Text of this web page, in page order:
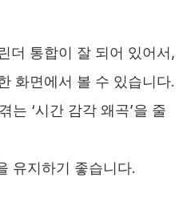
더 통합이 잘 되어 있어서,
화면에서 볼 수 있습니다.
는 ‘시간 감각 왜곡’을 줄
유지하기 좋습니다.